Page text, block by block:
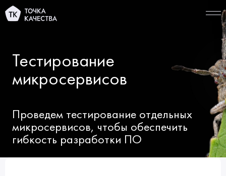
СВЯЗАТЬСЯ
УСЛУГИ
Тестирование ИИ‑продуктов
ПОРТФОЛИО
Тестирование
микросервисов
Проведем тестирование отдельных
микросервисов, чтобы обеспечить
гибкость разработки ПО